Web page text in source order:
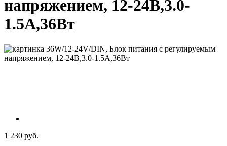
напряжением, 12-24В,3.0-
1.5А,36Вт
1 230 руб.